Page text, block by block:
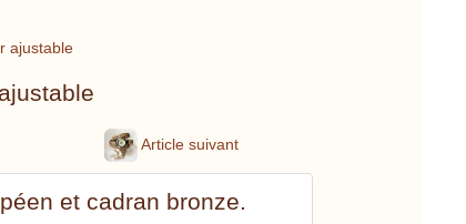
ajustable
Article suivant
et cadran bronze.